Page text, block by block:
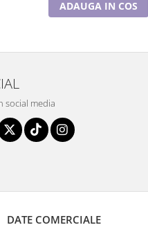
ADAUGA IN COS
social media
DATE COMERCIALE